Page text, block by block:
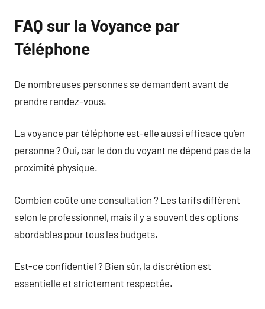
FAQ sur la Voyance par
Téléphone
De nombreuses personnes se demandent avant de
prendre rendez-vous.
La voyance par téléphone est-elle aussi efficace qu’en
personne ? Oui, car le don du voyant ne dépend pas de la
proximité physique.
Combien coûte une consultation ? Les tarifs diffèrent
selon le professionnel, mais il y a souvent des options
abordables pour tous les budgets.
Est-ce confidentiel ? Bien sûr, la discrétion est
essentielle et strictement respectée.